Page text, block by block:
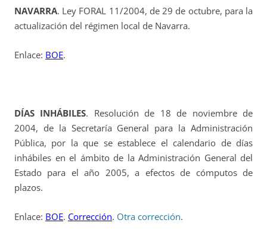
NAVARRA. Ley FORAL 11/2004, de 29 de octubre, para la
actualización del régimen local de Navarra.
Enlace: BOE.
DÍAS INHÁBILES. Resolución de 18 de noviembre de
2004, de la Secretaría General para la Administración
Pública, por la que se establece el calendario de días
inhábiles en el ámbito de la Administración General del
Estado para el año 2005, a efectos de cómputos de
plazos.
Enlace: BOE. Corrección. Otra corrección.